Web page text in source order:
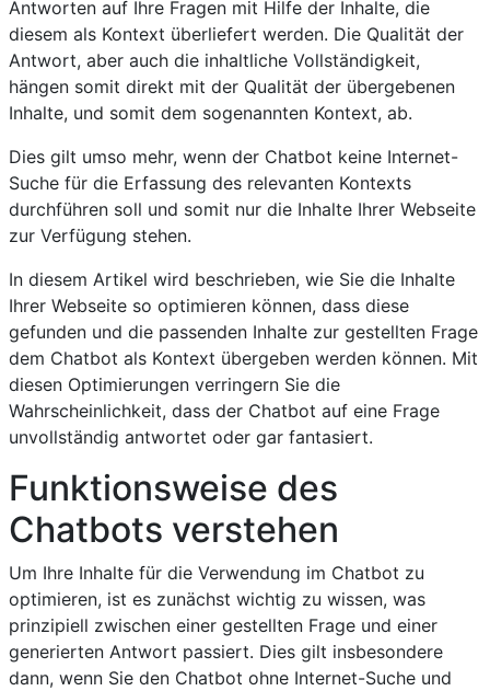
Antworten auf Ihre Fragen mit Hilfe der Inhalte, die
diesem als Kontext überliefert werden. Die Qualität der
Antwort, aber auch die inhaltliche Vollständigkeit,
hängen somit direkt mit der Qualität der übergebenen
Inhalte, und somit dem sogenannten Kontext, ab.
Dies gilt umso mehr, wenn der Chatbot keine Internet-
Suche für die Erfassung des relevanten Kontexts
durchführen soll und somit nur die Inhalte Ihrer Webseite
zur Verfügung stehen.
In diesem Artikel wird beschrieben, wie Sie die Inhalte
Ihrer Webseite so optimieren können, dass diese
gefunden und die passenden Inhalte zur gestellten Frage
dem Chatbot als Kontext übergeben werden können. Mit
diesen Optimierungen verringern Sie die
Wahrscheinlichkeit, dass der Chatbot auf eine Frage
unvollständig antwortet oder gar fantasiert.
Funktionsweise des
Chatbots verstehen
Um Ihre Inhalte für die Verwendung im Chatbot zu
optimieren, ist es zunächst wichtig zu wissen, was
prinzipiell zwischen einer gestellten Frage und einer
generierten Antwort passiert. Dies gilt insbesondere
dann, wenn Sie den Chatbot ohne Internet-Suche und